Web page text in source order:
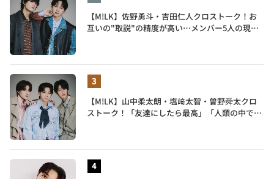
【M!LK】佐野勇斗・吉田仁人クロストーク！お
互いの"取説"の精度が高い…メンバー5人の現在
【M!LK】山中柔太朗・塩﨑太智・曽野舜太クロ
ストーク！「友達にしたら最高」「人類の中で桁